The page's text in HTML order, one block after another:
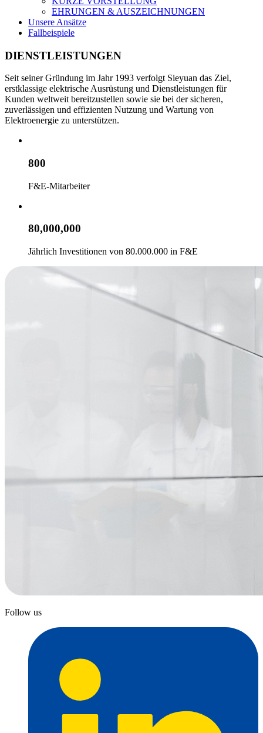
EHRUNGEN & AUSZEICHNUNGEN
Unsere Ansätze
Fallbeispiele
DIENSTLEISTUNGEN
Seit seiner Gründung im Jahr 1993 verfolgt Sieyuan das Ziel,
erstklassige elektrische Ausrüstung und Dienstleistungen für
Kunden weltweit bereitzustellen sowie sie bei der sicheren,
zuverlässigen und effizienten Nutzung und Wartung von
Elektroenergie zu unterstützen.
800
F&E-Mitarbeiter
80,000,000
Jährlich Investitionen von 80.000.000 in F&E
Follow us